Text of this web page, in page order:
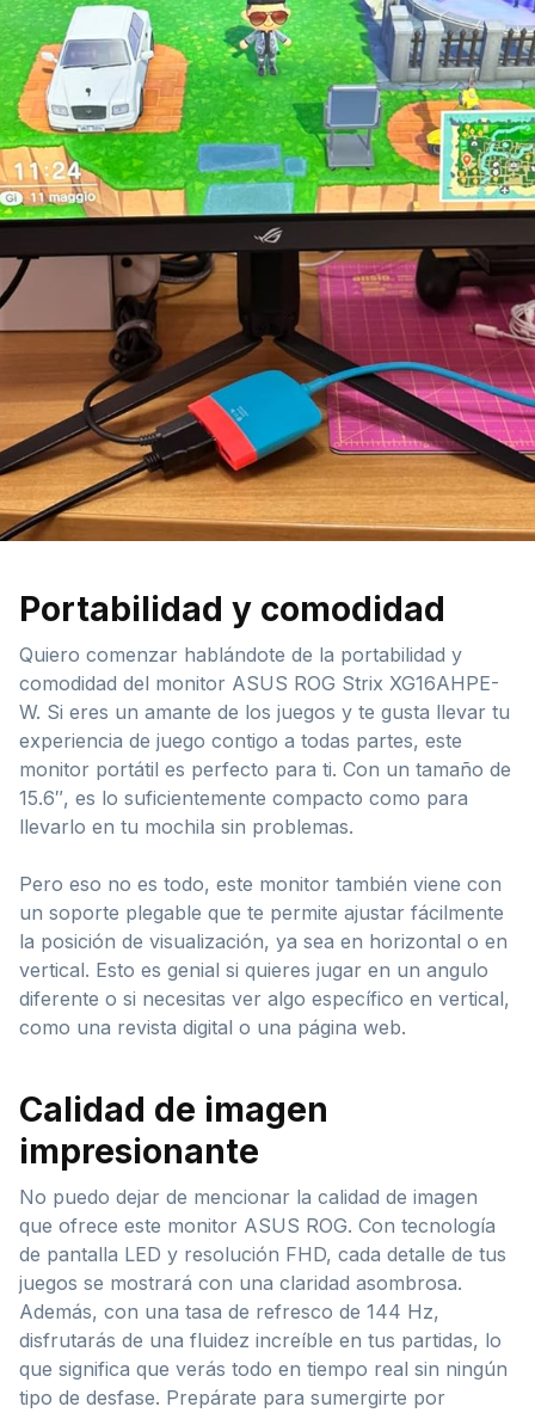
Portabilidad y comodidad
Quiero comenzar hablándote de la portabilidad y
comodidad del monitor ASUS ROG Strix XG16AHPE-
W. Si eres un amante de los juegos y te gusta llevar tu
experiencia de juego contigo a todas partes, este
monitor portátil es perfecto para ti. Con un tamaño de
15.6″, es lo suficientemente compacto como para
llevarlo en tu mochila sin problemas.
Pero eso no es todo, este monitor también viene con
un soporte plegable que te permite ajustar fácilmente
la posición de visualización, ya sea en horizontal o en
vertical. Esto es genial si quieres jugar en un angulo
diferente o si necesitas ver algo específico en vertical,
como una revista digital o una página web.
Calidad de imagen
impresionante
No puedo dejar de mencionar la calidad de imagen
que ofrece este monitor ASUS ROG. Con tecnología
de pantalla LED y resolución FHD, cada detalle de tus
juegos se mostrará con una claridad asombrosa.
Además, con una tasa de refresco de 144 Hz,
disfrutarás de una fluidez increíble en tus partidas, lo
que significa que verás todo en tiempo real sin ningún
tipo de desfase. Prepárate para sumergirte por